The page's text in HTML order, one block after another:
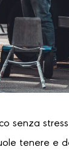
senza
tenere e